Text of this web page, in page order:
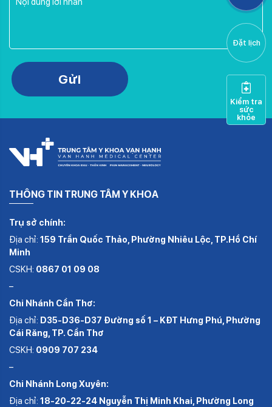
THÔNG TIN TRUNG TÂM Y KHOA
Trụ sở chính:
Địa chỉ: 159 Trần Quốc Thảo, Phường Nhiêu Lộc, TP.Hồ Chí
Minh
CSKH: 0867 01 09 08
–
Chi Nhánh Cần Thơ:
Địa chỉ: D35-D36-D37 Đường số 1 – KĐT Hưng Phú, Phường
Cái Răng, TP. Cần Thơ
CSKH: 0909 707 234
–
Chi Nhánh Long Xuyên:
Địa chỉ: 18-20-22-24 Nguyễn Thị Minh Khai, Phường Long
Please leave this field empty.
Gửi
Đặt lịch
Kiểm tra
sức
khỏe